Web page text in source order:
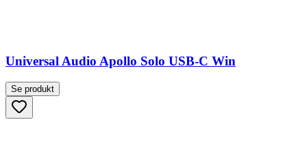
Universal Audio Apollo Solo USB-C Win
Se produkt